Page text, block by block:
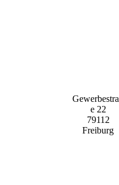
e 22
79112
Freiburg